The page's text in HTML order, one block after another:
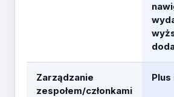
Zarządzanie
zespołem/członkami